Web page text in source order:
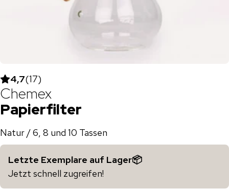
4,7(17)
Chemex
Papierfilter
Natur / 6, 8 und 10 Tassen
Letzte Exemplare auf Lager📦
Jetzt schnell zugreifen!